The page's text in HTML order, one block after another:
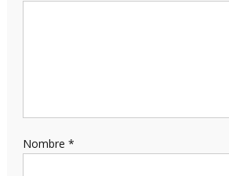
Nombre *